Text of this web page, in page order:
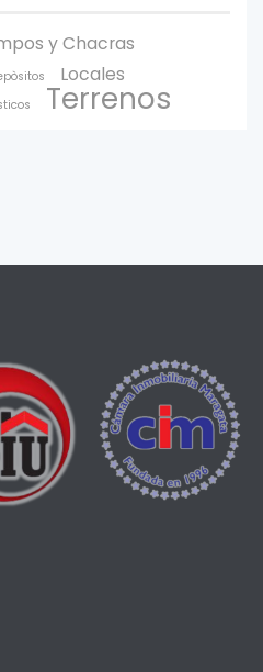
y Chacras
Locales
Terrenos